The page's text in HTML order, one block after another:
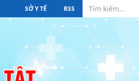
SỞ Y TẾ RSS